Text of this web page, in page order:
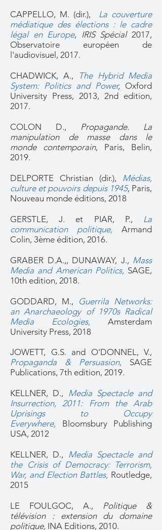
CAPPELLO, M. (dir.),
La couverture
médiatique des élections : le cadre
légal en Europe, IRIS Spécial2017,
Observatoire européen de
l'audiovisuel, 2017.
CHADWICK, A.,
The Hybrid Media
System: Politics and Power, Oxford
University Press, 2013, 2nd edition,
2017.
COLON D., Propagande. La
manipulation de masse dans le
monde contemporain, Paris, Belin,
2019.
DELPORTE Christian (dir.), Médias,
culture et pouvoirs depuis 1945, Paris,
Nouveau monde éditions, 2018
GERSTLE, J. et PIAR, P., La
communication politique, Armand
Colin, 3ème édition, 2016.
GRABER D.A.,, DUNAWAY, J., Mass
Media and American Politics, SAGE,
10th edition, 2018.
GODDARD, M., Guerrila Networks:
an Anarchaeology of 1970s Radical
Media Ecologies,
Amsterdam
University Press, 2018
JOWETT, G.S. and O'DONNEL, V.,
Propaganda & Persuasion, SAGE
Publications, 7th edition, 2019.
KELLNER, D., Media Spectacle and
Insurrection, 2011: From the Arab
Uprisings to Occupy
Everywhere, Bloomsbury Publishing
USA, 2012
KELLNER, D., Media Spectacle and
the Crisis of Democracy: Terrorism,
War, and Election Battles, Routledge,
2015
LE FOULGOC, A., Politique &
télévision : extension du domaine
politique, INA Editions, 2010.